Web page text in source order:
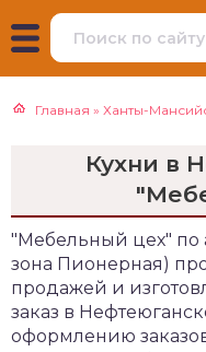
Главная » Ханты-
Кухни в
"Мебельный цех"
зона Пионерная)
продажей и
заказ в
оформлению